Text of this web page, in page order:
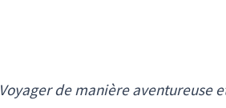
Voyager de manière aventureuse